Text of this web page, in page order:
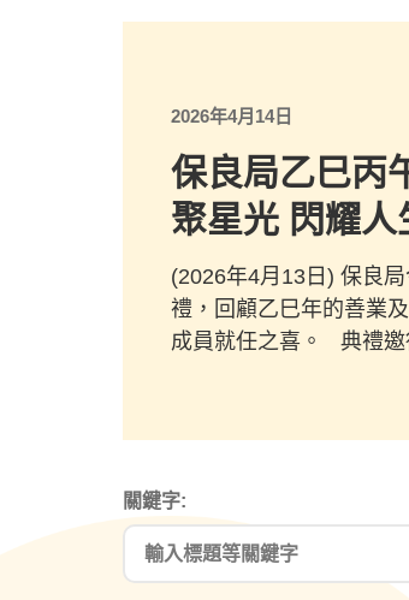
2026年4月14日
保良局乙巳丙
聚星光 閃耀
(2026年4月13日) 保良
禮，回顧乙巳年的善業
成員就任之喜。 典禮邀
關鍵字: